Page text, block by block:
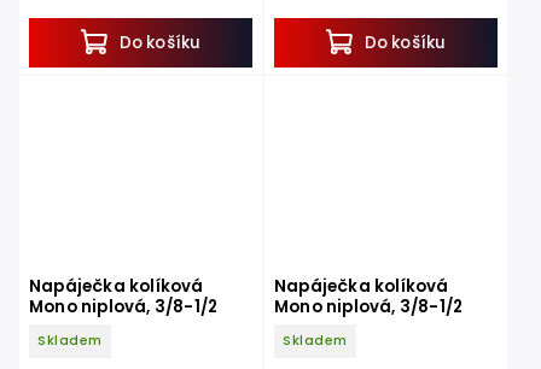
Do košíku Do košíku
Napáječka kolíková
Mono niplová, 3/8-1/2
Skladem
Napáječka kolíková
Mono niplová, 3/8-1/2
Skladem